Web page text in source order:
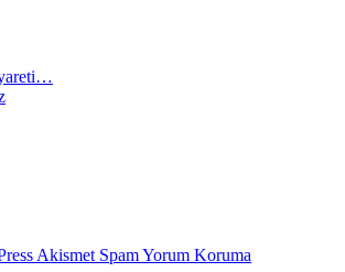
Akismet Spam Yorum Koruma